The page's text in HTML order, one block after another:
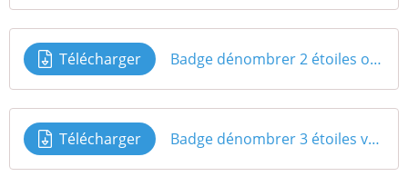
Télécharger Badge dénombrer 2 étoiles orange
Télécharger Badge dénombrer 3 étoiles vert